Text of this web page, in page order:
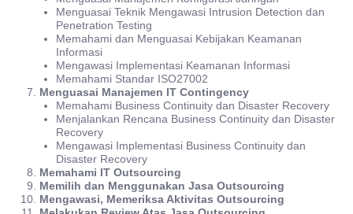
Menguasai Teknik Mengawasi Intrusion Detection dan
Penetration Testing
Memahami dan Menguasai Kebijakan Keamanan
Informasi
Mengawasi Implementasi Keamanan Informasi
Memahami Standar ISO27002
Menguasai Manajemen IT Contingency
Memahami Business Continuity dan Disaster Recovery
Menjalankan Rencana Business Continuity dan Disaster
Recovery
Mengawasi Implementasi Business Continuity dan
Disaster Recovery
Memahami IT Outsourcing
Memilih dan Menggunakan Jasa Outsourcing
Mengawasi, Memeriksa Aktivitas Outsourcing